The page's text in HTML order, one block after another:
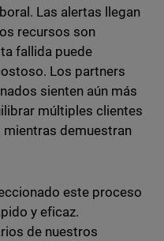
Las alertas llegan
recursos son
fallida puede
Los partners
sienten aún más
múltiples clientes
demuestran
este proceso
y eficaz.
de nuestros